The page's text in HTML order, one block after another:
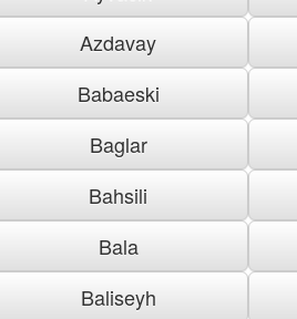
Azdavay
Babaeski
Baglar
Bahsili
Bala
Baliseyh